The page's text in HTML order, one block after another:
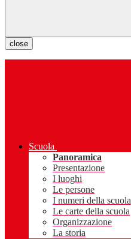
close
Scuola
Panoramica
Presentazione
I luoghi
Le persone
I numeri della scuola
Le carte della scuola
Organizzazione
La storia